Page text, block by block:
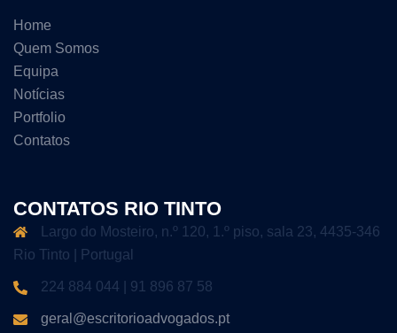
Home
Quem Somos
Equipa
Notícias
Portfolio
Contatos
CONTATOS RIO TINTO
Largo do Mosteiro, n.º 120, 1.º piso, sala 23, 4435-346
Rio Tinto | Portugal
224 884 044 | 91 896 87 58
geral@escritorioadvogados.pt